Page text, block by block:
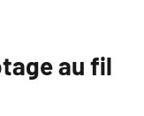
au fil